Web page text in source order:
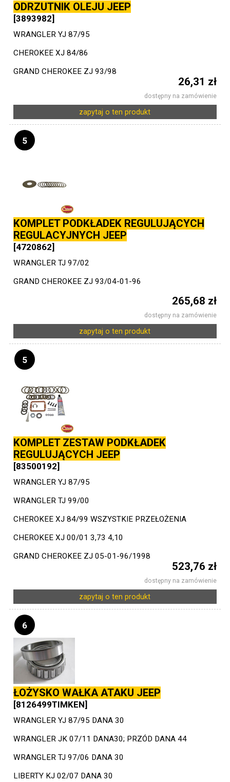
ODRZUTNIK OLEJU JEEP
[3893982]
WRANGLER YJ 87/95
CHEROKEE XJ 84/86
GRAND CHEROKEE ZJ 93/98
26,31 zł
dostępny na zamówienie
zapytaj o ten produkt
5
KOMPLET PODKŁADEK REGULUJĄCYCH
REGULACYJNYCH JEEP
[4720862]
WRANGLER TJ 97/02
GRAND CHEROKEE ZJ 93/04-01-96
265,68 zł
dostępny na zamówienie
zapytaj o ten produkt
5
KOMPLET ZESTAW PODKŁADEK
REGULUJĄCYCH JEEP
[83500192]
WRANGLER YJ 87/95
WRANGLER TJ 99/00
CHEROKEE XJ 84/99 WSZYSTKIE PRZEŁOŻENIA
CHEROKEE XJ 00/01 3,73 4,10
GRAND CHEROKEE ZJ 05-01-96/1998
523,76 zł
dostępny na zamówienie
zapytaj o ten produkt
6
ŁOŻYSKO WAŁKA ATAKU JEEP
[8126499TIMKEN]
WRANGLER YJ 87/95 DANA 30
WRANGLER JK 07/11 DANA30; PRZÓD DANA 44
WRANGLER TJ 97/06 DANA 30
LIBERTY KJ 02/07 DANA 30